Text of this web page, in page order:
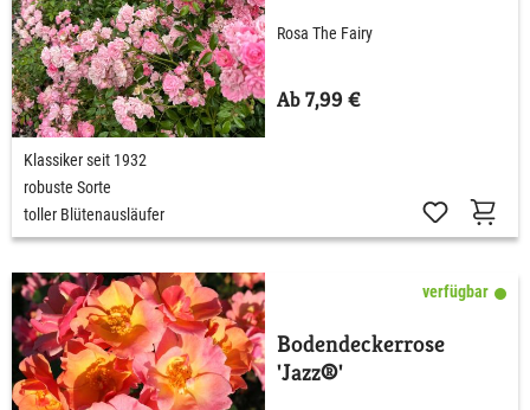
Rosa The Fairy
Ab 7,99 €
Klassiker seit 1932
robuste Sorte
toller Blütenausläufer
verfügbar
Bodendeckerrose
'Jazz®'